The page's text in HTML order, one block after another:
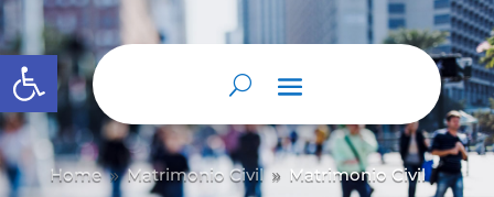
Abrir barra de herramientas
Home 9 Matrimonio Civil 9 Matrimonio Civil